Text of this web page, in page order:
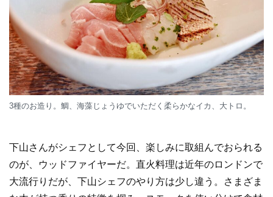
3種のお造り。鯛、海藻じょうゆでいただく柔らかなイカ、大トロ。
下山さんがシェフとして今回、楽しみに取組んでおられる
のが、ウッドファイヤーだ。直火料理は近年のロンドンで
大流行りだが、下山シェフのやり方は少し違う。さまざま